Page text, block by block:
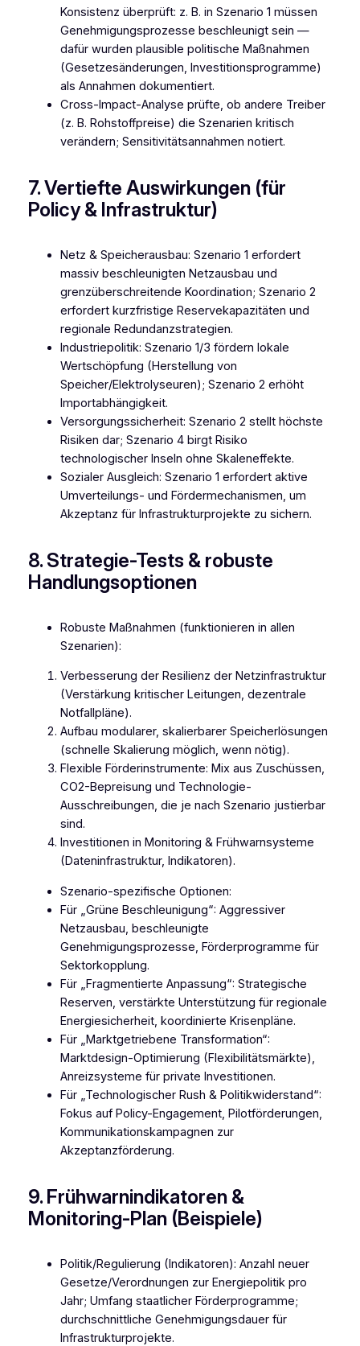
Konsistenz überprüft: z. B. in Szenario 1 müssen
Genehmigungsprozesse beschleunigt sein —
dafür wurden plausible politische Maßnahmen
(Gesetzesänderungen, Investitionsprogramme)
als Annahmen dokumentiert.
Cross-Impact-Analyse prüfte, ob andere Treiber
(z. B. Rohstoffpreise) die Szenarien kritisch
verändern; Sensitivitätsannahmen notiert.
7. Vertiefte Auswirkungen (für
Policy & Infrastruktur)
Netz & Speicherausbau: Szenario 1 erfordert
massiv beschleunigten Netzausbau und
grenzüberschreitende Koordination; Szenario 2
erfordert kurzfristige Reservekapazitäten und
regionale Redundanzstrategien.
Industriepolitik: Szenario 1/3 fördern lokale
Wertschöpfung (Herstellung von
Speicher/Elektrolyseuren); Szenario 2 erhöht
Importabhängigkeit.
Versorgungssicherheit: Szenario 2 stellt höchste
Risiken dar; Szenario 4 birgt Risiko
technologischer Inseln ohne Skaleneffekte.
Sozialer Ausgleich: Szenario 1 erfordert aktive
Umverteilungs- und Fördermechanismen, um
Akzeptanz für Infrastrukturprojekte zu sichern.
8. Strategie-Tests & robuste
Handlungsoptionen
Robuste Maßnahmen (funktionieren in allen
Szenarien):
Verbesserung der Resilienz der Netzinfrastruktur
(Verstärkung kritischer Leitungen, dezentrale
Notfallpläne).
Aufbau modularer, skalierbarer Speicherlösungen
(schnelle Skalierung möglich, wenn nötig).
Flexible Förderinstrumente: Mix aus Zuschüssen,
CO2-Bepreisung und Technologie-
Ausschreibungen, die je nach Szenario justierbar
sind.
Investitionen in Monitoring & Frühwarnsysteme
(Dateninfrastruktur, Indikatoren).
Szenario-spezifische Optionen:
Für „Grüne Beschleunigung“: Aggressiver
Netzausbau, beschleunigte
Genehmigungsprozesse, Förderprogramme für
Sektorkopplung.
Für „Fragmentierte Anpassung“: Strategische
Reserven, verstärkte Unterstützung für regionale
Energiesicherheit, koordinierte Krisenpläne.
Für „Marktgetriebene Transformation“:
Marktdesign-Optimierung (Flexibilitätsmärkte),
Anreizsysteme für private Investitionen.
Für „Technologischer Rush & Politikwiderstand“:
Fokus auf Policy-Engagement, Pilotförderungen,
Kommunikationskampagnen zur
Akzeptanzförderung.
9. Frühwarnindikatoren &
Monitoring-Plan (Beispiele)
Politik/Regulierung (Indikatoren): Anzahl neuer
Gesetze/Verordnungen zur Energiepolitik pro
Jahr; Umfang staatlicher Förderprogramme;
durchschnittliche Genehmigungsdauer für
Infrastrukturprojekte.